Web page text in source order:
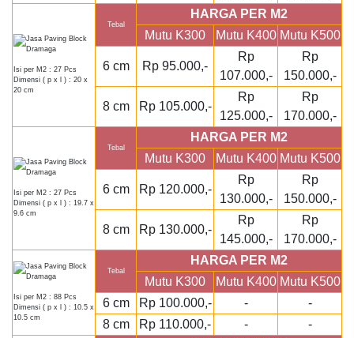
Isi per M2 : 27 Pcs
Dimensi ( p x l ) : 20 x
20 cm
Tebal
HARGA PER M2
Mutu K300
Mutu K400 Mutu K500
6 cm Rp 95.000,-
Rp
107.000,-
Rp
150.000,-
8 cm Rp 105.000,-
Rp
125.000,-
Rp
170.000,-
Isi per M2 : 27 Pcs
Dimensi ( p x l ) : 19.7 x
9.6 cm
Tebal
HARGA PER M2
Mutu K300
Mutu K400 Mutu K500
6 cm Rp 120.000,-
Rp
130.000,-
Rp
150.000,-
8 cm Rp 130.000,-
Rp
145.000,-
Rp
170.000,-
Isi per M2 : 88 Pcs
Dimensi ( p x l ) : 10.5 x
10.5 cm
Tebal
HARGA PER M2
Mutu K300
Mutu K400 Mutu K500
6 cm
Rp 100.000,- -
-
8 cm
Rp 110.000,- - -